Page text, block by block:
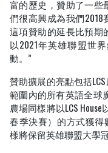
富的歷史，贊助了一些
們很高興成為我們2018
這項贊助的延長比預期
以2021年英雄聯盟世
動。”
贊助擴展的亮點包括
範圍內的所有英語全球
農場同樣將以LCS
春季決賽）的方式獲得
樣將保留英雄聯盟大學